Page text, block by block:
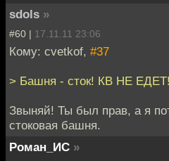
sdols »
#60 | 17.11.11 23:06
Кому: cvetkof, #37
> Башня - сток! КВ НЕ ЕДЕТ!
Звыняй! Ты был прав, а я
стоковая башня.
Роман_ИС »